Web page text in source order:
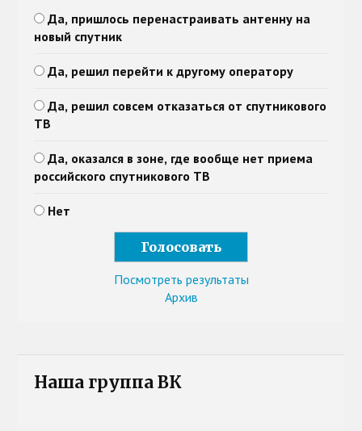
Да, пришлось перенастраивать антенну на
новый спутник
Да, решил перейти к другому оператору
Да, решил совсем отказаться от спутникового
ТВ
Да, оказался в зоне, где вообще нет приема
российского спутникового ТВ
Нет
Посмотреть результаты
Архив
Наша группа ВК